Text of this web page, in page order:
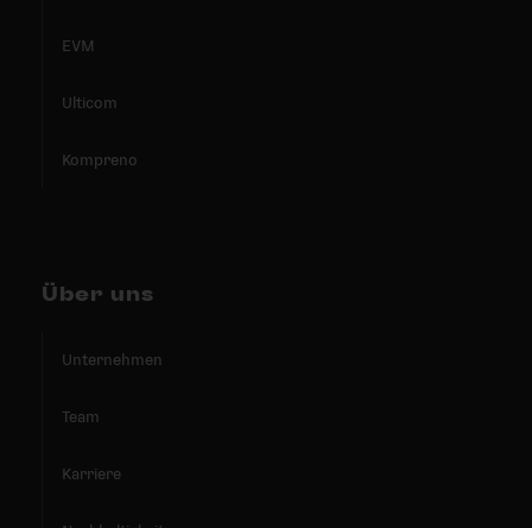
EVM
Ulticom
Kompreno
Über uns
Unternehmen
Team
Karriere